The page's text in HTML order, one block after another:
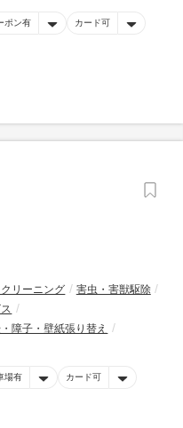
ポン有 カード可
リーニング
害虫・害獣駆除
障子・壁紙張り替え
場有 カード可